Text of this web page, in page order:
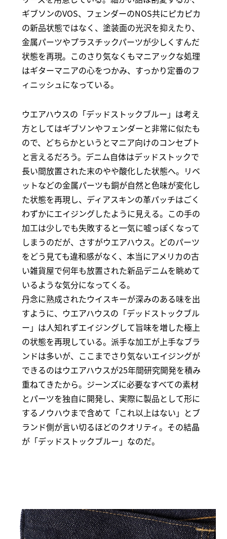
ギブソンのVOS、フェンダーのNOS共にピカピカ
の新品状態ではなく、塗装面の光沢を抑えたり、
金属パーツやプラスチックパーツが少しくすんだ
状態を再現。このさり気なくもマニアックな処理
はギターマニアの心をつかみ、すっかり定番のフ
ィニッシュになっている。
ウエアハウスの「デッドストックブルー」は考え
方としてはギブソンやフェンダーと非常に似たも
ので、どちらかというとマニア向けのコンセプト
と言えるだろう。デニム自体はデッドストックで
長い間放置された末のやや酸化した状態へ。リベ
ットなどの金属パーツも銅が自然と色味が変化し
た状態を再現し、ディアスキンの革パッチはごく
わずかにエイジングしたように見える。この手の
加工は少しでも失敗すると一気に嘘っぽくなって
しまうのだが、さすがウエアハウス。どのパーツ
をどう見ても違和感がなく、本当にアメリカの古
い雑貨屋で何年も放置された新品デニムを眺めて
いるような気分になってくる。
丹念に熟成されたウイスキーが深みのある味を出
すように、ウエアハウスの「デッドストックブル
ー」は人知れずエイジングして旨味を増した極上
の状態を再現している。派手な加工が上手なブラ
ンドは多いが、ここまでさり気ないエイジングが
できるのはウエアハウスが25年間研究開発を積み
重ねてきたから。ジーンズに必要なすべての素材
とパーツを独自に開発し、実際に製品として形に
するノウハウまで含めて「これ以上はない」とブ
ランド側が言い切るほどのクオリティ。その結晶
が「デッドストックブルー」なのだ。